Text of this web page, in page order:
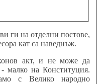
ги на отделни постове,
кат са наведнъж.
акт, и не може да
малко на Конституция.
с Велико народно